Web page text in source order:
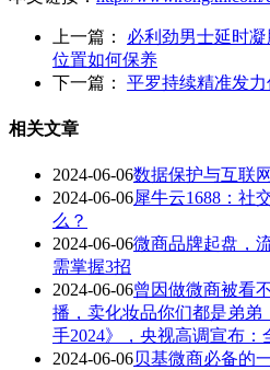
上一篇： 必利劲男士延时
位置如何保养
下一篇： 平罗持续精准发
相关文章
2024-06-06数据保护与互联
2024-06-06犀牛云1688：社
么？
2024-06-06微商品牌起盘，
需掌握3招
2024-06-06曾因做微商被看
播，卖化妆品你们都是弟弟
手2024》，央视高调宣布：
2024-06-06贝基微商必备的